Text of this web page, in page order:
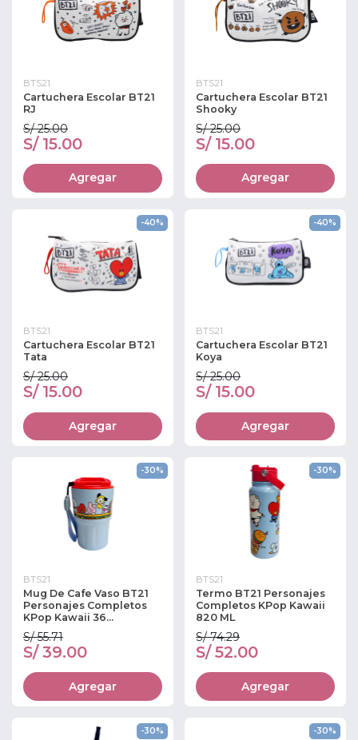
BTS21
Cartuchera Escolar BT21
RJ
S/ 25.00
S/ 15.00
Agregar
BTS21
Cartuchera Escolar BT21
Shooky
S/ 25.00
S/ 15.00
Agregar
-40%
BTS21
Cartuchera Escolar BT21
Tata
S/ 25.00
S/ 15.00
Agregar
-40%
BTS21
Cartuchera Escolar BT21
Koya
S/ 25.00
S/ 15.00
Agregar
-30%
BTS21
Mug De Cafe Vaso BT21
Personajes Completos
KPop Kawaii 36...
S/ 55.71
S/ 39.00
Agregar
-30%
BTS21
Termo BT21 Personajes
Completos KPop Kawaii
820 ML
S/ 74.29
S/ 52.00
Agregar
-30% -30%